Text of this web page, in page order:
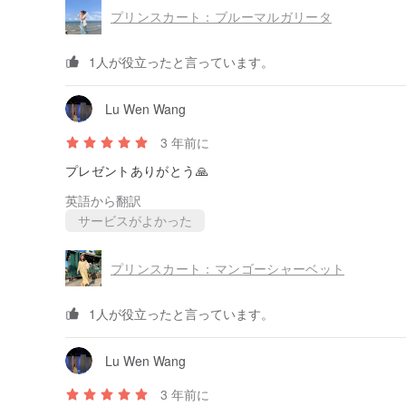
プリンスカート：ブルーマルガリータ
1人が役立ったと言っています。
Lu Wen Wang
3 年前に
プレゼントありがとう🙏
英語から翻訳
サービスがよかった
プリンスカート：マンゴーシャーベット
1人が役立ったと言っています。
Lu Wen Wang
3 年前に